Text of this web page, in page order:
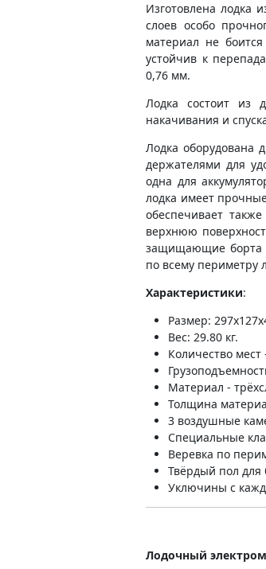
Изготовлена лодка
слоев особо
материал не
устойчив к
0,76 мм.
Лодка состоит из
накачивания и
Лодка оборудована
держателями для
одна для
лодка имеет
обеспечивает
верхнюю
защищающие борта
по всему периметру
Характеристики:
Размер:
Вес: 29.80 кг.
Количество мест
Материал -
Толщина
3 воздушные
Специальные
Веревка по
Твёрдый пол для
Уключины с
Лодочный